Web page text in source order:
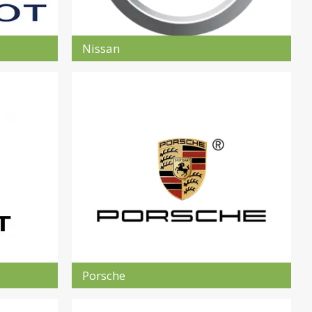
Nissan
Porsche